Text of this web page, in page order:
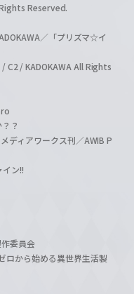
Reserved.
／「プリズマ☆イ
C2 / KADOKAWA All Rights
？
ディアワークス刊／AWIB P
ン!!
委員会
ロから始める異世界生活製